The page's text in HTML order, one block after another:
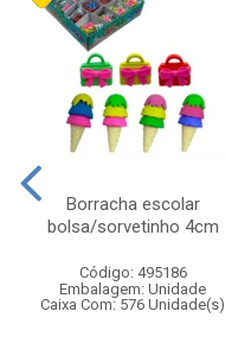
Borracha escolar
bolsa/sorvetinho 4cm
Código: 495186
Embalagem: Unidade
Caixa Com: 576 Unidade(s)